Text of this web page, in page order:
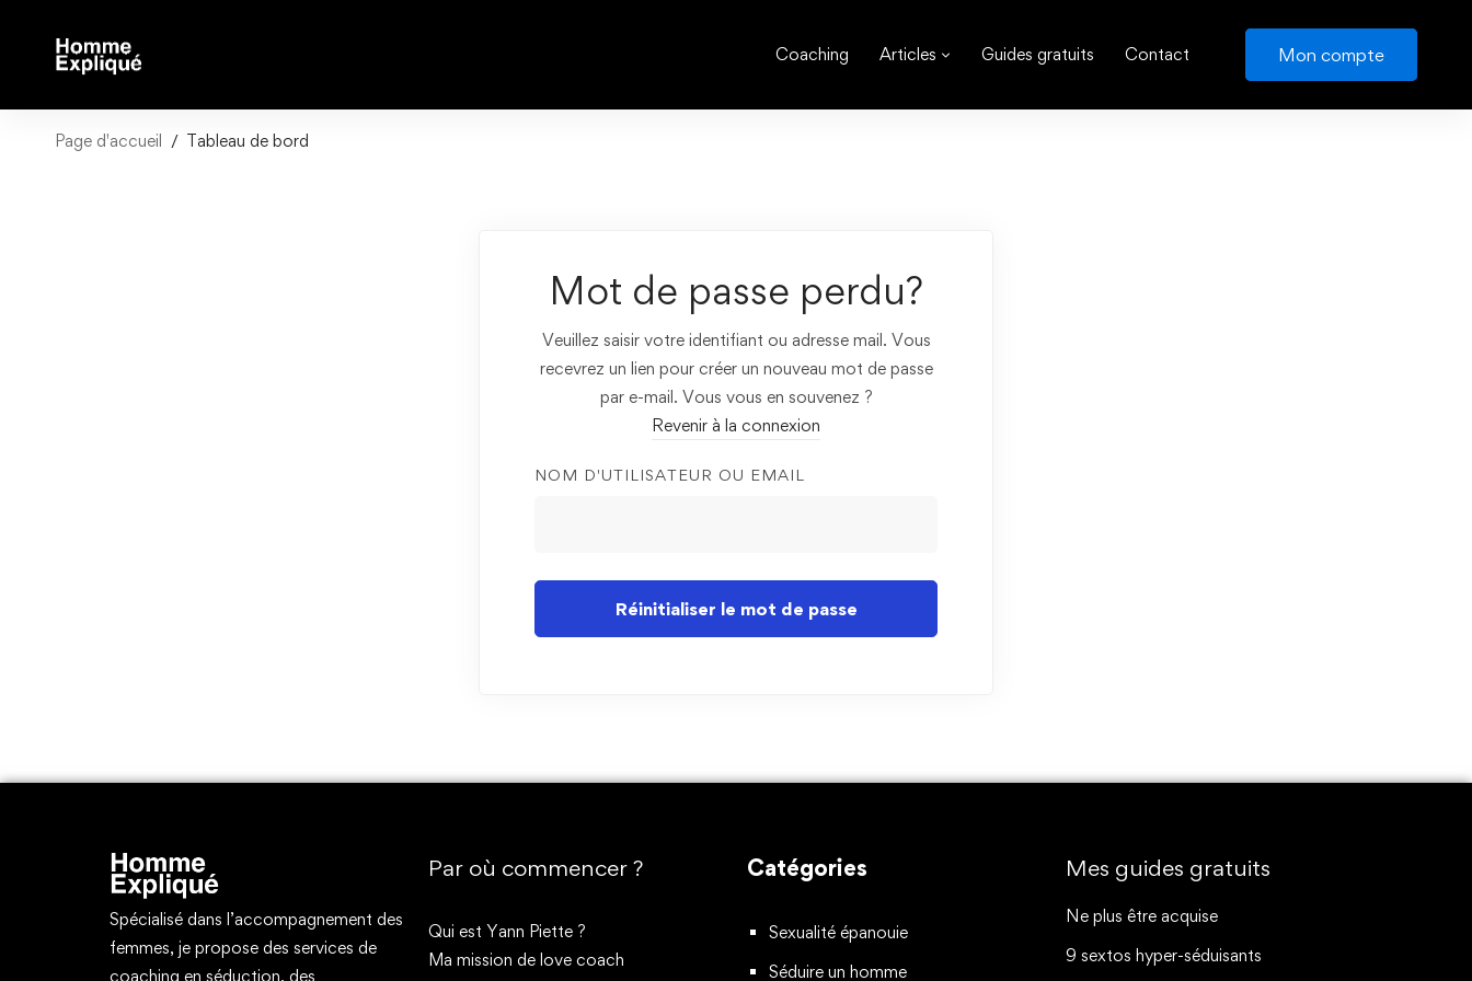
Coaching Articles Guides gratuits Contact Mon compte
Page d'accueil Tableau de bord
Mot de passe perdu?
Veuillez saisir votre identifiant ou adresse mail. Vous
recevrez un lien pour créer un nouveau mot de passe
par e-mail. Vous vous en souvenez ?
Revenir à la connexion
NOM D'UTILISATEUR OU EMAIL
Réinitialiser le mot de passe
Spécialisé dans l’accompagnement des
femmes, je propose des services de
coaching en séduction, des
Par où commencer ?
Qui est Yann Piette ?
Ma mission de love coach
Catégories
Sexualité épanouie
Séduire un homme
Mes guides gratuits
Ne plus être acquise
9 sextos hyper-séduisants